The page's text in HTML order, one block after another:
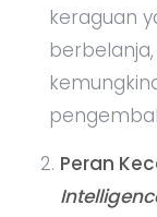
keraguan
Peran